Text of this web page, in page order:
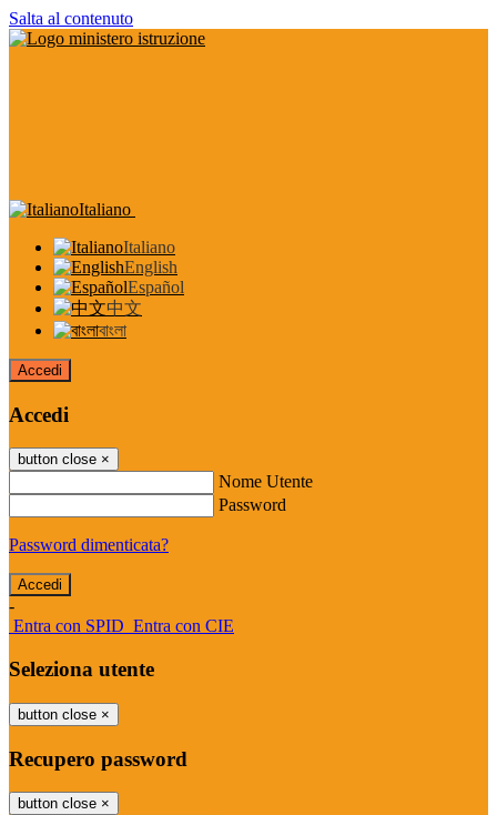
Salta al contenuto
Italiano
Italiano
English
Español
中文
বাংলা
Accedi
Accedi
button close ×
Nome Utente
Password
Password dimenticata?
-
Entra con SPID Entra con CIE
Seleziona utente
button close ×
Recupero password
button close ×